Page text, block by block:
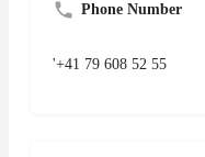
Phone Number
'+41 79 608 52 55